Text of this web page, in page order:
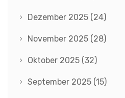
Dezember 2025 (24)
November 2025 (28)
Oktober 2025 (32)
September 2025 (15)